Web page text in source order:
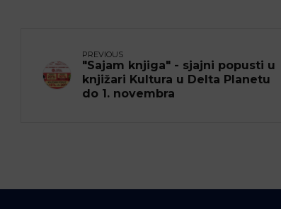
PREVIOUS
"Sajam knjiga" - sjajni popusti u
knjižari Kultura u Delta Planetu
do 1. novembra